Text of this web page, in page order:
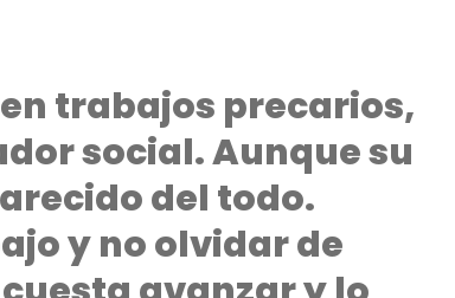
trabajos precarios,
social. Aunque su
del todo.
y no olvidar de